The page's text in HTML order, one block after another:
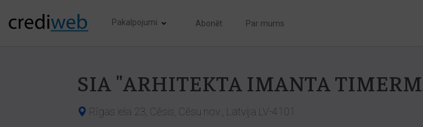
Pakalpojumi Abonēt Par mums
SIA "ARHITEKTA IMANTA
Rīgas iela 23, Cēsis, Cēsu nov., Latvija LV-4101